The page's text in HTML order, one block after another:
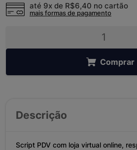
até 9x de R$6,40 no cartão
mais formas de pagamento
Comprar
Descrição
Script PDV com loja virtual online,